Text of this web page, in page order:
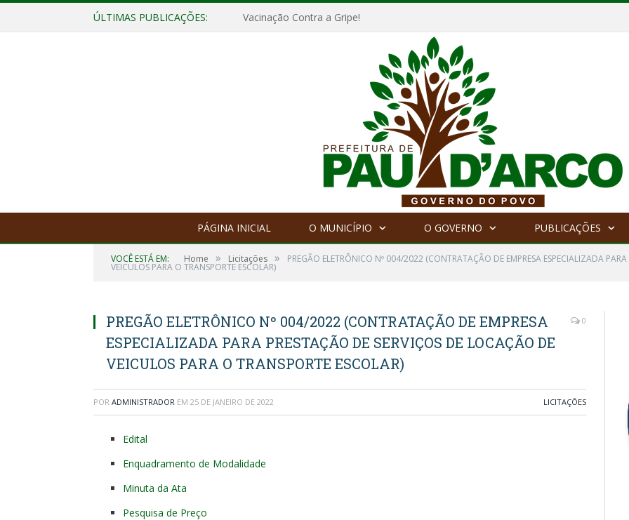
ÚLTIMAS PUBLICAÇÕES: Vacinação Contra a Gripe!
PÁGINA INICIAL O MUNICÍPIO O GOVERNO PUBLICAÇÕES
VOCÊ ESTÁ EM: Home » Licitações » PREGÃO ELETRÔNICO Nº 004/2022 (CONTRATAÇÃO DE EMPRESA ESPECIALIZADA
VEICULOS PARA O TRANSPORTE ESCOLAR)
PREGÃO ELETRÔNICO Nº 004/2022 (CONTRATAÇÃO DE EMPRESA
ESPECIALIZADA PARA PRESTAÇÃO DE SERVIÇOS DE LOCAÇÃO DE
VEICULOS PARA O TRANSPORTE ESCOLAR)
0
POR ADMINISTRADOR EM 25 DE JANEIRO DE 2022 LICITAÇÕES
Edital
Enquadramento de Modalidade
Minuta da Ata
Pesquisa de Preço